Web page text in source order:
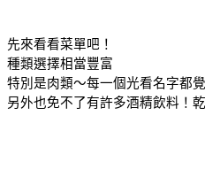
先來看看菜單吧！
種類選擇相當豐富
特別是肉類～每一個光看名字都
另外也免不了有許多酒精飲料！